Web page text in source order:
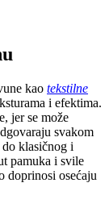
kao tekstilne
i efektima.
jer se može
svakom
klasičnog i
pamuka i svile
doprinosi osećaju